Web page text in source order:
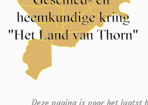
Deze pagina is voor het laatst